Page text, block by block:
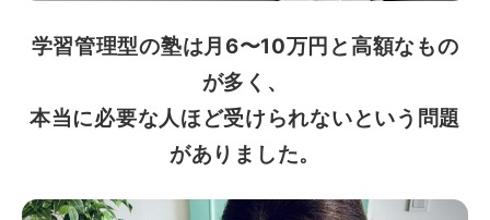
学習管理型の塾は月6〜10万円と高額なもの
が多く、
本当に必要な人ほど受けられないという問題
がありました。